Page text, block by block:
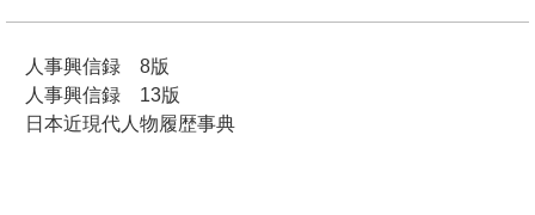
人事興信録 8版
人事興信録 13版
日本近現代人物履歴事典